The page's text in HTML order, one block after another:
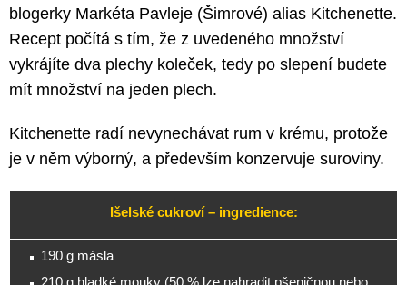
blogerky Markéta Pavleje (Šimrové) alias Kitchenette.
Recept počítá s tím, že z uvedeného množství
vykrájíte dva plechy koleček, tedy po slepení budete
mít množství na jeden plech.
Kitchenette radí nevynechávat rum v krému, protože
je v něm výborný, a především konzervuje suroviny.
Išelské cukroví – ingredience:
190 g másla
210 g hladké mouky (50 % lze nahradit pšeničnou nebo